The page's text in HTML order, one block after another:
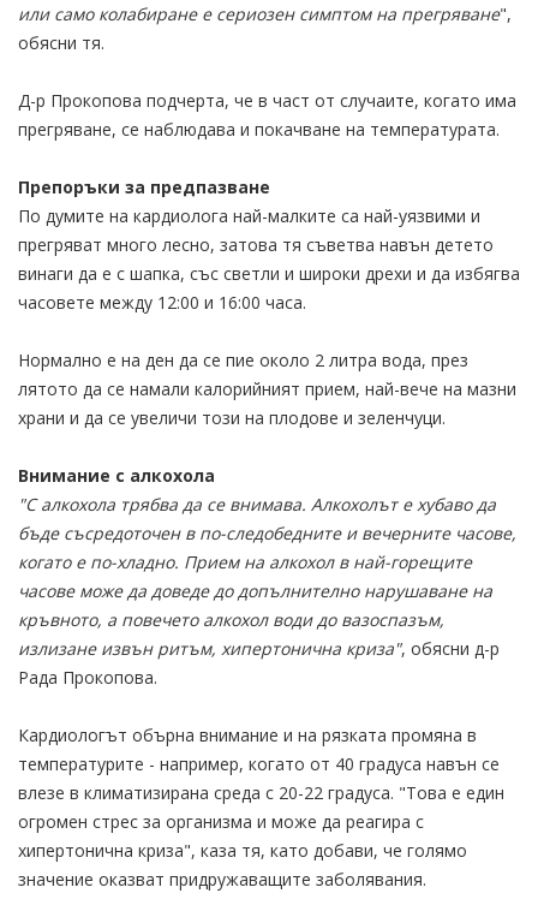
или само колабиране е сериозен симптом на прегряване",
обясни тя.
Д-р Прокопова подчерта, че в част от случаите, когато има
прегряване, се наблюдава и покачване на температурата.
Препоръки за предпазване
По думите на кардиолога най-малките са най-уязвими и
прегряват много лесно, затова тя съветва навън детето
винаги да е с шапка, със светли и широки дрехи и да избягва
часовете между 12:00 и 16:00 часа.
Нормално е на ден да се пие около 2 литра вода, през
лятото да се намали калорийният прием, най-вече на мазни
храни и да се увеличи този на плодове и зеленчуци.
Внимание с алкохола
"С алкохола трябва да се внимава. Алкохолът е хубаво да
бъде съсредоточен в по-следобедните и вечерните часове,
когато е по-хладно. Прием на алкохол в най-горещите
часове може да доведе до допълнително нарушаване на
кръвното, а повечето алкохол води до вазоспазъм,
излизане извън ритъм, хипертонична криза", обясни д-р
Рада Прокопова.
Кардиологът обърна внимание и на рязката промяна в
температурите - например, когато от 40 градуса навън се
влезе в климатизирана среда с 20-22 градуса. "Това е един
огромен стрес за организма и може да реагира с
хипертонична криза", каза тя, като добави, че голямо
значение оказват придружаващите заболявания.